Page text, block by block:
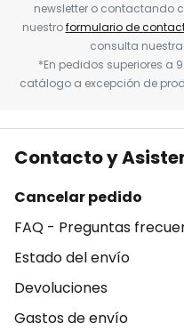
newsletter o contactando
nuestroformulario de
consulta nuestra
*En pedidos superiores a
catálogo a excepción de
Contacto y
Cancelar pedido
FAQ - Preguntas
Estado del envío
Devoluciones
Gastos de envío